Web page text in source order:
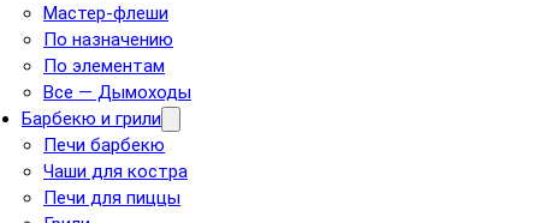
Мастер-флеши
По назначению
По элементам
Все — Дымоходы
Барбекю и грили
Печи барбекю
Чаши для костра
Печи для пиццы